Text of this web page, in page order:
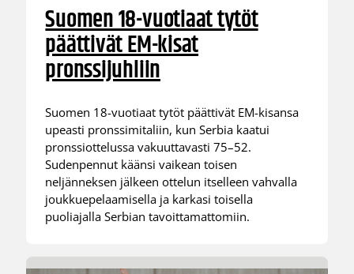
Suomen 18-vuotiaat tytöt
päättivät EM-kisat
pronssijuhliin
Suomen 18-vuotiaat tytöt päättivät EM-kisansa
upeasti pronssimitaliin, kun Serbia kaatui
pronssiottelussa vakuuttavasti 75–52.
Sudenpennut käänsi vaikean toisen
neljänneksen jälkeen ottelun itselleen vahvalla
joukkuepelaamisella ja karkasi toisella
puoliajalla Serbian tavoittamattomiin.